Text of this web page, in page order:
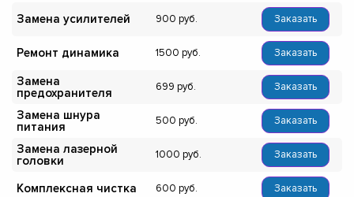
Замена усилителей 900 Заказать
Ремонт динамика 1500 Заказать
Замена
предохранителя
699 Заказать
Замена шнура
питания
500 Заказать
Замена лазерной
головки
1000 Заказать
Комплексная чистка 600 Заказать